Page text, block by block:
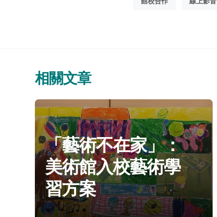
相關文章
分
類：
博物館學季刊 博物館誌
「藝術不在家」：
美術館入校藝術學
習方案